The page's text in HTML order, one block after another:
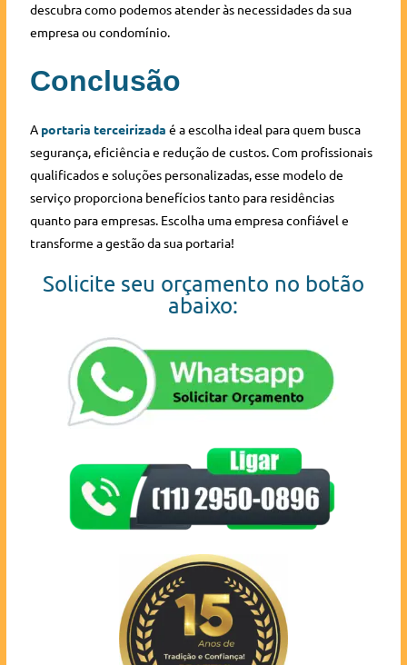
descubra como podemos atender às necessidades da sua
empresa ou condomínio.
Conclusão
A portaria terceirizada é a escolha ideal para quem busca
segurança, eficiência e redução de custos. Com profissionais
qualificados e soluções personalizadas, esse modelo de
serviço proporciona benefícios tanto para residências
quanto para empresas. Escolha uma empresa confiável e
transforme a gestão da sua portaria!
Solicite seu orçamento no botão
abaixo: